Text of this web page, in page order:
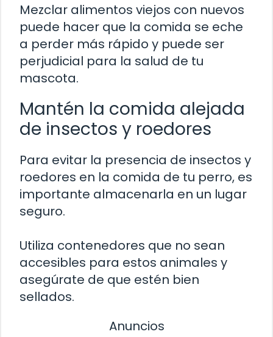
Mezclar alimentos viejos con nuevos
puede hacer que la comida se eche
a perder más rápido y puede ser
perjudicial para la salud de tu
mascota.
Mantén la comida alejada
de insectos y roedores
Para evitar la presencia de insectos y
roedores en la comida de tu perro, es
importante almacenarla en un lugar
seguro.
Utiliza contenedores que no sean
accesibles para estos animales y
asegúrate de que estén bien
sellados.
Anuncios